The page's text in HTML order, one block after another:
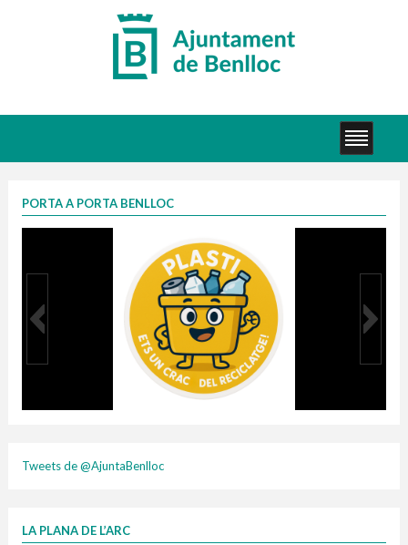
PORTA A PORTA BENLLOC
Tweets de @AjuntaBenlloc
LA PLANA DE L’ARC